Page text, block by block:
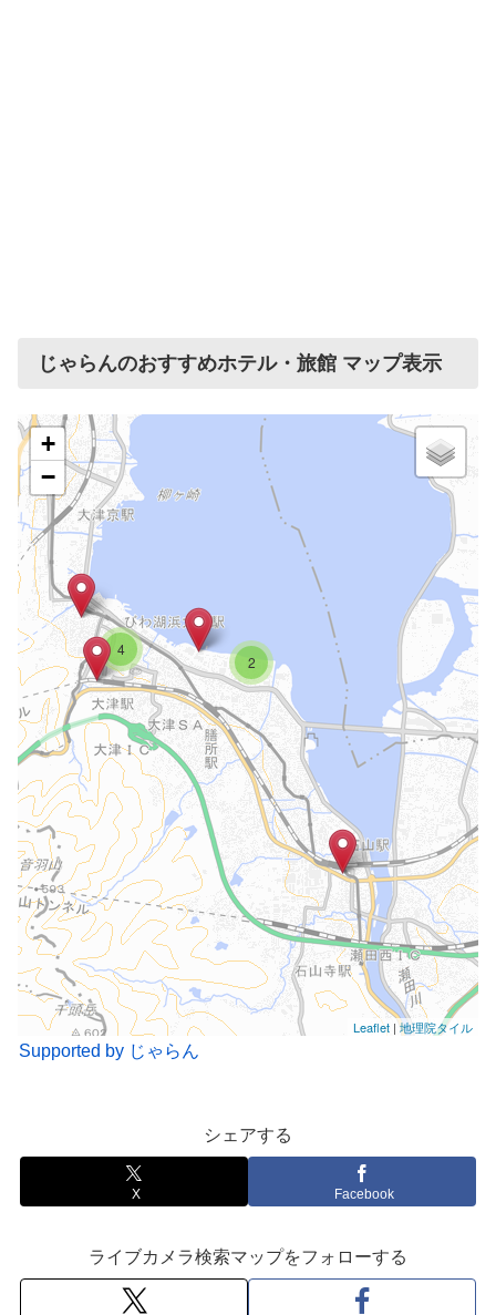
じゃらんのおすすめホテル・旅館 マップ表示
2
4
+
−
Leaflet |地理院タイル
Supported by じゃらん
シェアする
X Facebook
ライブカメラ検索マップをフォローする